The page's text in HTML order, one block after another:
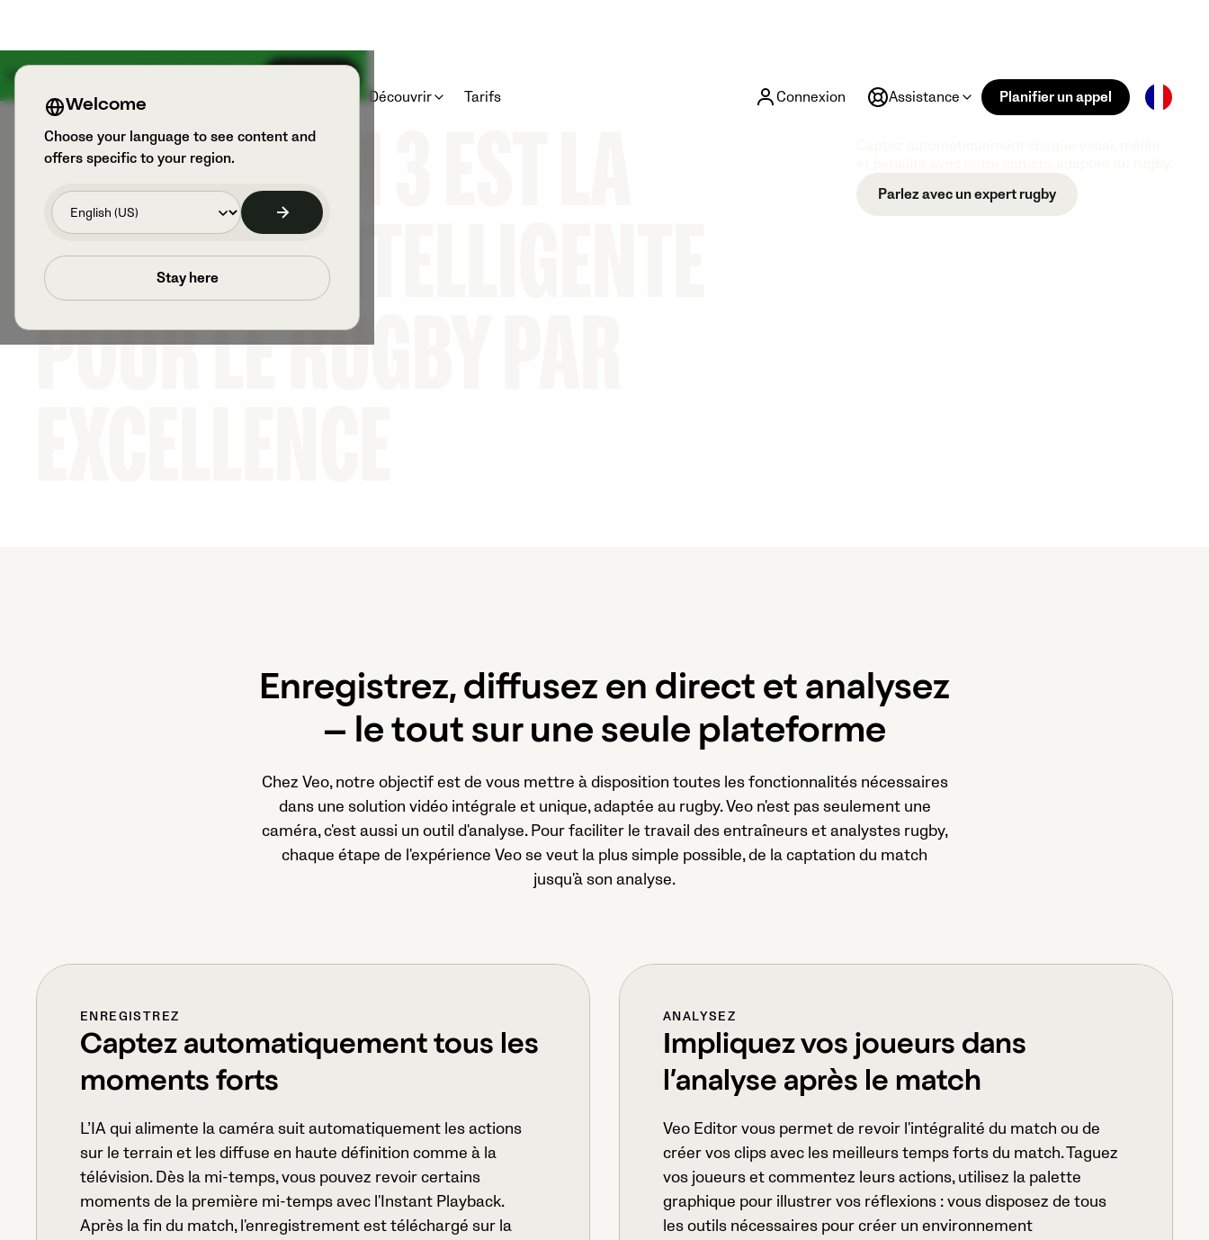
50 % de réduction sur Veo Cam 3 + Veo Live OFFERT
Une grande nouveauté arrive le 18 août
Produits
Découvrir Tarifs Connexion Assistance Planifier un appel
Welcome
Choose your language to see content and
offers specific to your region.
Stay here
LA VEO CAM 3 EST LA
CAMÉRA INTELLIGENTE
POUR LE RUGBY PAR
Parlez avec un expert rugby
Enregistrez, diffusez en direct et analysez
– le tout sur une seule plateforme
Chez Veo, notre objectif est de vous mettre à disposition toutes les fonctionnalités nécessaires
dans une solution vidéo intégrale et unique, adaptée au rugby. Veo n'est pas seulement une
caméra, c'est aussi un outil d'analyse. Pour faciliter le travail des entraîneurs et analystes rugby,
chaque étape de l'expérience Veo se veut la plus simple possible, de la captation du match
jusqu'à son analyse.
ENREGISTREZ
Captez automatiquement tous les
moments forts
L’IA qui alimente la caméra suit automatiquement les actions
sur le terrain et les diffuse en haute définition comme à la
télévision. Dès la mi-temps, vous pouvez revoir certains
moments de la première mi-temps avec l'Instant Playback.
Après la fin du match, l'enregistrement est téléchargé sur la
ANALYSEZ
Impliquez vos joueurs dans
l’analyse après le match
Veo Editor vous permet de revoir l'intégralité du match ou de
créer vos clips avec les meilleurs temps forts du match. Taguez
vos joueurs et commentez leurs actions, utilisez la palette
graphique pour illustrer vos réflexions : vous disposez de tous
les outils nécessaires pour créer un environnement